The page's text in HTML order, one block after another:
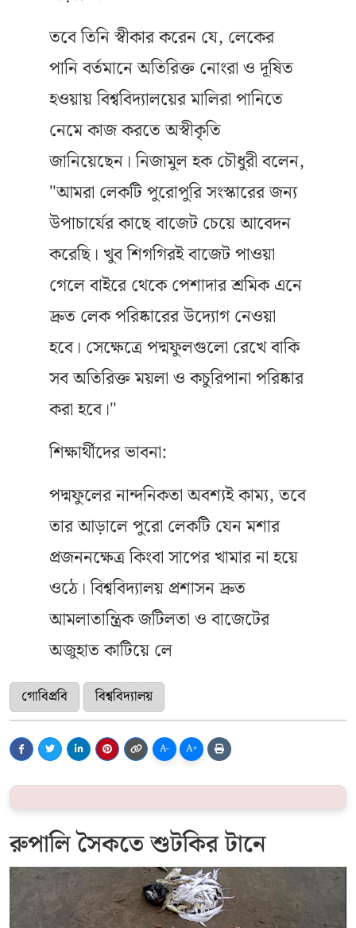
তবে তিনি স্বীকার করেন যে, লেকের
পানি বর্তমানে অতিরিক্ত নোংরা ও দূষিত
হওয়ায় বিশ্ববিদ্যালয়ের মালিরা পানিতে
নেমে কাজ করতে অস্বীকৃতি
জানিয়েছেন। নিজামুল হক চৌধুরী বলেন,
"আমরা লেকটি পুরোপুরি সংস্কারের জন্য
উপাচার্যের কাছে বাজেট চেয়ে আবেদন
করেছি। খুব শিগগিরই বাজেট পাওয়া
গেলে বাইরে থেকে পেশাদার শ্রমিক এনে
দ্রুত লেক পরিষ্কারের উদ্যোগ নেওয়া
হবে। সেক্ষেত্রে পদ্মফুলগুলো রেখে বাকি
সব অতিরিক্ত ময়লা ও কচুরিপানা পরিষ্কার
করা হবে।"
শিক্ষার্থীদের ভাবনা:
পদ্মফুলের নান্দনিকতা অবশ্যই কাম্য, তবে
তার আড়ালে পুরো লেকটি যেন মশার
প্রজননক্ষেত্র কিংবা সাপের খামার না হয়ে
ওঠে। বিশ্ববিদ্যালয় প্রশাসন দ্রুত
আমলাতান্ত্রিক জটিলতা ও বাজেটের
অজুহাত কাটিয়ে লে
গোবিপ্রবি বিশ্ববিদ্যালয়
A- A+
রুপালি সৈকতে শুটকির টানে